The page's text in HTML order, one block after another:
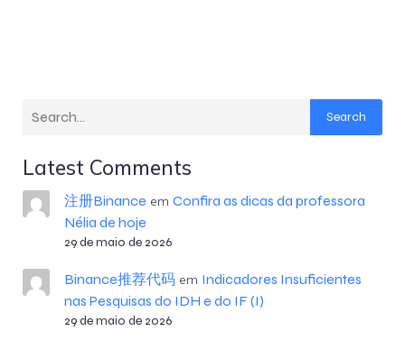
Search
Latest Comments
注册Binance em Confira as dicas da professora
Nélia de hoje
29 de maio de 2026
Binance推荐代码em Indicadores Insuficientes
nas Pesquisas do IDH e do IF (I)
29 de maio de 2026